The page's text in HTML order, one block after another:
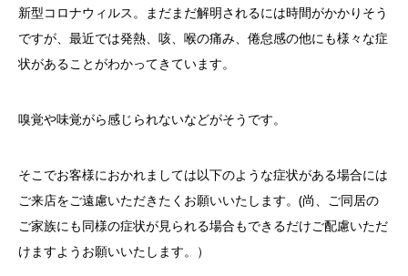
新型コロナウィルス。
まだまだ解明されるには時間がかかりそう
ですが、最近では発熱、 咳、喉の痛み、 倦怠感の他にも様々な症
状があることがわかってきています。
嗅覚や味覚がら感じられないなどがそうです。
そこでお客様におかれましては以下のような症状がある場合には
ご来店をご遠慮いただきたくお願いいたします。(尚、
ご同居の
ご家族にも同様の症状が見られる場合もできるだけご配慮いただ
けますようお願いいたします。）